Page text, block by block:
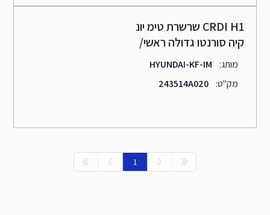
שרשרת טימ יונ CRDI H1
/קיה סורנטו גדולה ראשי
:מותג
HYUNDAI-KF-IM
:מק"ט
243514A020
1